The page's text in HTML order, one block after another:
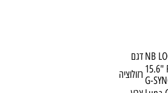
דגם